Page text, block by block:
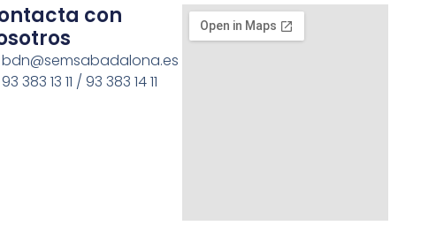
con
bdn@semsabadalona.es
93 383 13 11 / 93 383 14 11